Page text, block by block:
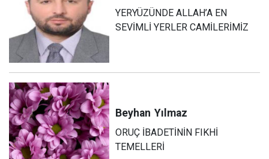
YERYÜZÜNDE ALLAH’A EN
SEVİMLİ YERLER CAMİLERİMİZ
Beyhan Yılmaz
ORUÇ İBADETİNİN FIKHİ
TEMELLERİ